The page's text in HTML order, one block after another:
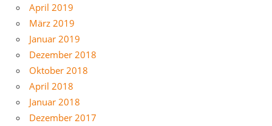
April 2019
März 2019
Januar 2019
Dezember 2018
Oktober 2018
April 2018
Januar 2018
Dezember 2017